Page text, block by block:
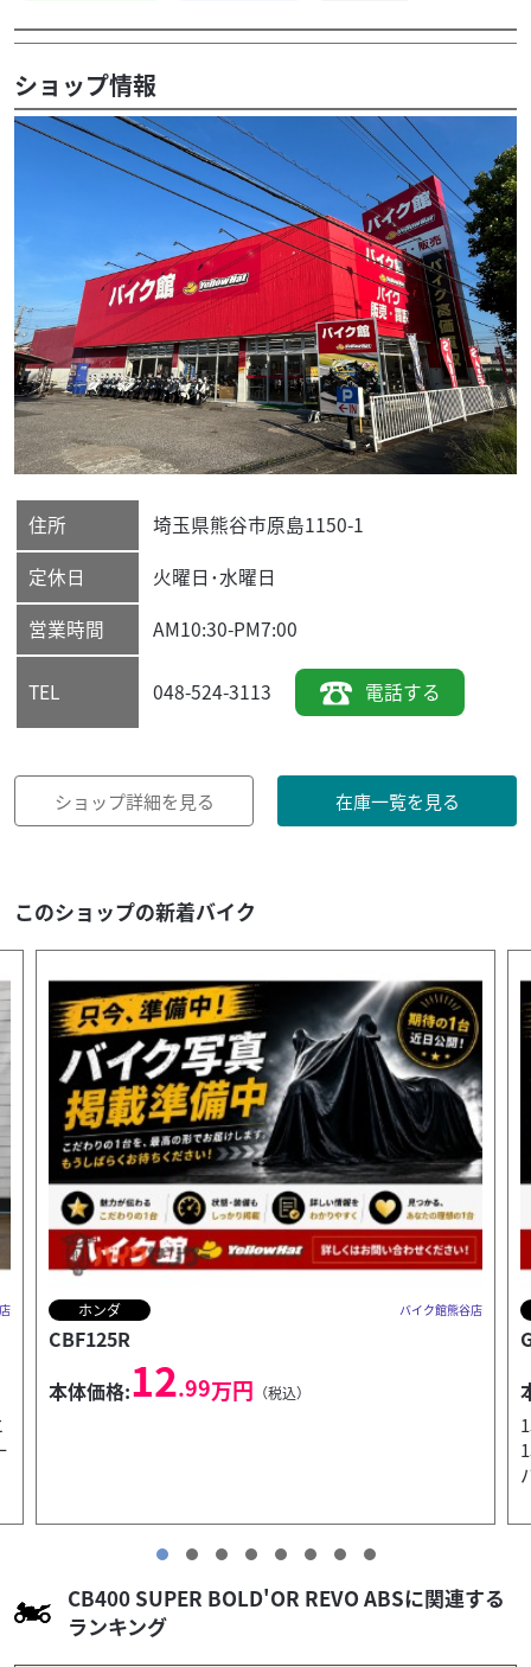
ショップ情報
住所 埼玉県熊谷市原島1150-1
定休日
火曜日･水曜日
営業時間
AM10:30-PM7:00
TEL 048-524-3113 電話する
ショップ詳細を見る 在庫一覧を見る
このショップの新着バイク
スズキ バイク館熊谷店
GSX-R125
本体価格:29.99万円 （税込）
CB400 SUPER BOLD'OR REVO ABSに関連する
ランキング